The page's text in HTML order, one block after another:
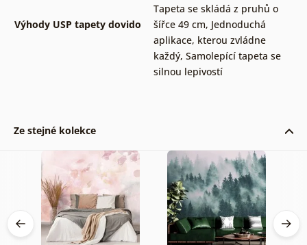
Výhody USP tapety dovido
Tapeta se skládá z pruhů o
šířce 49 cm, Jednoduchá
aplikace, kterou zvládne
každý, Samolepící tapeta se
silnou lepivostí
Ze stejné kolekce